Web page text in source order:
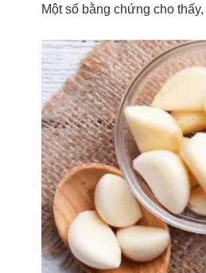
Một số bằng chứng cho